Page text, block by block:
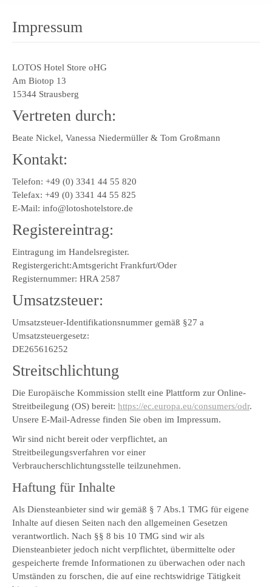
Impressum
LOTOS Hotel Store oHG
Am Biotop 13
15344 Strausberg
Vertreten durch:
Beate Nickel, Vanessa Niedermüller & Tom Großmann
Kontakt:
Telefon: +49 (0) 3341 44 55 820
Telefax: +49 (0) 3341 44 55 825
E-Mail: info@lotoshotelstore.de
Registereintrag:
Eintragung im Handelsregister.
Registergericht:Amtsgericht Frankfurt/Oder
Registernummer: HRA 2587
Umsatzsteuer:
Umsatzsteuer-Identifikationsnummer gemäß §27 a
Umsatzsteuergesetz:
DE265616252
Streitschlichtung
Die Europäische Kommission stellt eine Plattform zur Online-
Streitbeilegung (OS) bereit: https://ec.europa.eu/consumers/odr.
Unsere E-Mail-Adresse finden Sie oben im Impressum.
Wir sind nicht bereit oder verpflichtet, an
Streitbeilegungsverfahren vor einer
Verbraucherschlichtungsstelle teilzunehmen.
Haftung für Inhalte
Als Diensteanbieter sind wir gemäß § 7 Abs.1 TMG für eigene
Inhalte auf diesen Seiten nach den allgemeinen Gesetzen
verantwortlich. Nach §§ 8 bis 10 TMG sind wir als
Diensteanbieter jedoch nicht verpflichtet, übermittelte oder
gespeicherte fremde Informationen zu überwachen oder nach
Umständen zu forschen, die auf eine rechtswidrige Tätigkeit